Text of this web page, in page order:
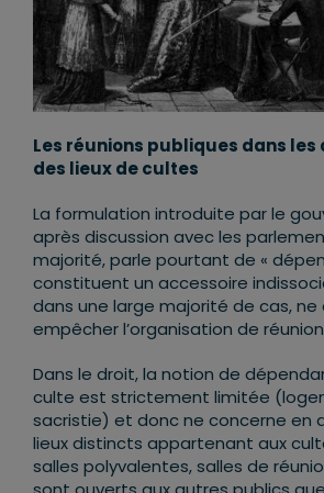
Les réunions publiques dans
des lieux de cultes
La formulation introduite par le
après discussion avec les
majorité, parle pourtant de «
constituent un accessoire
dans une large majorité de cas, ne
empêcher l’organisation de
Dans le droit, la notion de
culte est strictement limitée
sacristie) et donc ne concerne en
lieux distincts appartenant aux
salles polyvalentes, salles de